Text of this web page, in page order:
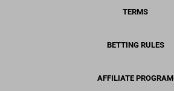
TERMS
BETTING RULES
AFFILIATE PROGRAM